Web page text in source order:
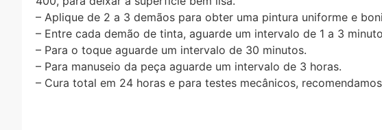
– Aplique de 2 a 3 demãos para obter uma pintura uniforme e
– Entre cada demão de tinta, aguarde um intervalo de 1 a 3
– Para o toque aguarde um intervalo de 30 minutos.
– Para manuseio da peça aguarde um intervalo de 3 horas.
– Cura total em 24 horas e para testes mecânicos,